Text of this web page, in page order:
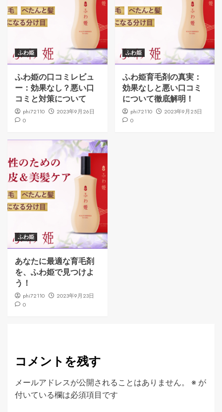
ふわ姫
ふわ姫の口コミレビュ
ー：効果なし？悪い口
コミと対策について
phi72110
2023年9月26日
0
ふわ姫
ふわ姫育毛剤の真実：
効果なしと悪い口コミ
について徹底解明！
phi72110
2023年9月25日
0
ふわ姫
あなたに最適な育毛剤
を、ふわ姫で見つけよ
う！
phi72110
2023年9月23日
0
コメントを残す
メールアドレスが公開されることはありません。 ※ が
付いている欄は必須項目です